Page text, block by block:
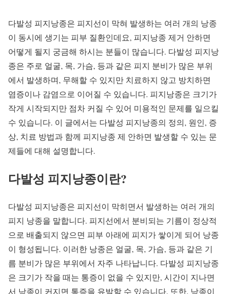
다발성 피지낭종은 피지선이 막혀 발생하는 여러 개의 낭종
이 동시에 생기는 피부 질환인데요, 피지낭종 제거 안하면
어떻게 될지 궁금해 하시는 분들이 많습니다. 다발성 피지낭
종은 주로 얼굴, 목, 가슴, 등과 같은 피지 분비가 많은 부위
에서 발생하며, 무해할 수 있지만 치료하지 않고 방치하면
염증이나 감염으로 이어질 수 있습니다. 피지낭종은 크기가
작게 시작되지만 점차 커질 수 있어 미용적인 문제를 일으킬
수 있습니다. 이 글에서는 다발성 피지낭종의 정의, 원인, 증
상, 치료 방법과 함께 피지낭종 제 안하면 발생할 수 있는 문
제들에 대해 설명합니다.
다발성 피지낭종이란?
다발성 피지낭종은 피지선이 막히면서 발생하는 여러 개의
피지 낭종을 말합니다. 피지선에서 분비되는 기름이 정상적
으로 배출되지 않으면 피부 아래에 피지가 쌓이게 되어 낭종
이 형성됩니다. 이러한 낭종은 얼굴, 목, 가슴, 등과 같은 기
름 분비가 많은 부위에서 자주 나타납니다. 다발성 피지낭종
은 크기가 작을 때는 통증이 없을 수 있지만, 시간이 지나면
서 낭종이 커지면 통증을 유발할 수 있습니다. 또한, 낭종이